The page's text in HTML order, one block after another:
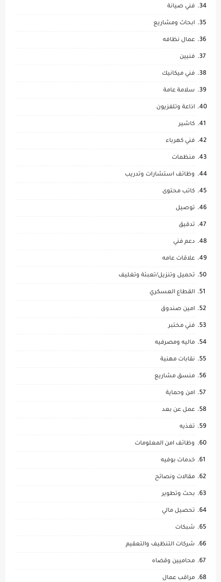
فني صيانة
ابحاث ومشاريع
عمال نظافه
فنيين
فني ميكانيك
سلامة عامة
اذاعة وتلفزيون
كاشير
فني كهرباء
منظمات
وظائف استشارات وتدريب
كاتب محتوى
توصيل
تدقيق
دعم فني
علاقات عامه
تحميل وتنزيل/تعبئة وتغليف
القطاع العسكري
امين صندوق
فني مختبر
ماليه ومصرفيه
نقابات مهنية
منسق مشاريع
امن وحماية
عمل عن بعد
تغذيه
وظائف امن المعلومات
خدمات بوفيه
مقالات ونصائح
بحث وتطوير
تحصيل مالي
شبكات
شركات التنظيف والتعقيم
محاميين وقضاه
مراقب عمال